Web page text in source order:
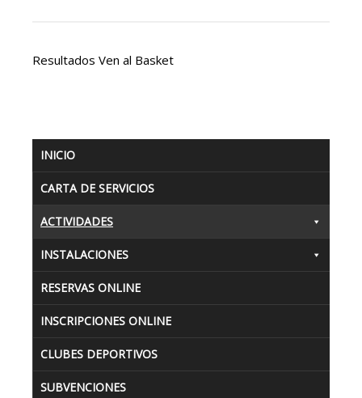
Resultados Ven al Basket
INICIO
CARTA DE SERVICIOS
ACTIVIDADES
INSTALACIONES
RESERVAS ONLINE
INSCRIPCIONES ONLINE
CLUBES DEPORTIVOS
SUBVENCIONES